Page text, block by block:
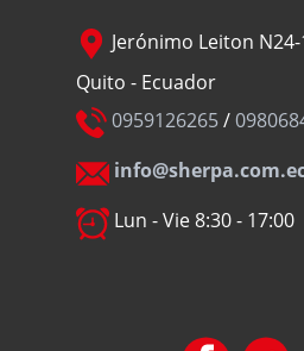
Jerónimo Leiton N24-
Quito - Ecuador
0959126265/
Lun - Vie 8:30 - 17:00